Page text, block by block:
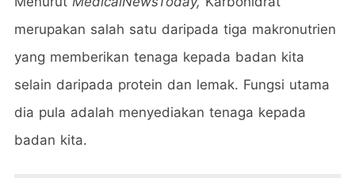
merupakan salah satu daripada tiga makronutrien
yang memberikan tenaga kepada badan kita
selain daripada protein dan lemak. Fungsi utama
dia pula adalah menyediakan tenaga kepada
badan kita.